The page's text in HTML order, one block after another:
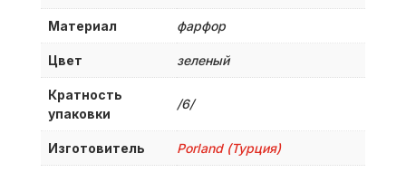
Материал фарфор
Цвет зеленый
Кратность
упаковки
/6/
Изготовитель Porland (Турция)